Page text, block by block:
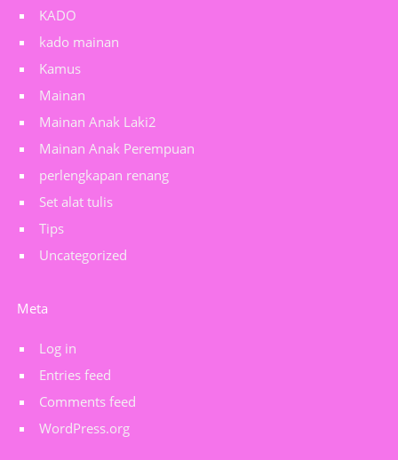
KADO
kado mainan
Kamus
Mainan
Mainan Anak Laki2
Mainan Anak Perempuan
perlengkapan renang
Set alat tulis
Tips
Uncategorized
Meta
Log in
Entries feed
Comments feed
WordPress.org